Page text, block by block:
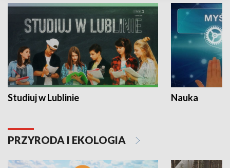
Studiuj w Lublinie Nauka
PRZYRODA I EKOLOGIA